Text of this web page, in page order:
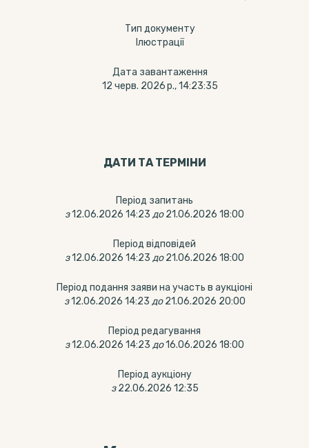
Тип документу
Ілюстрації
Дата завантаження
12 черв. 2026 р., 14:23:35
ДАТИ ТА ТЕРМIНИ
Період запитань
з12.06.2026 14:23 до 21.06.2026 18:00
Період відповідей
з12.06.2026 14:23 до 21.06.2026 18:00
Період подання заяви на участь в аукціоні
з 12.06.2026 14:23 до 21.06.2026 20:00
Період редагування
з12.06.2026 14:23 до16.06.2026 18:00
Період аукціону
з 22.06.2026 12:35